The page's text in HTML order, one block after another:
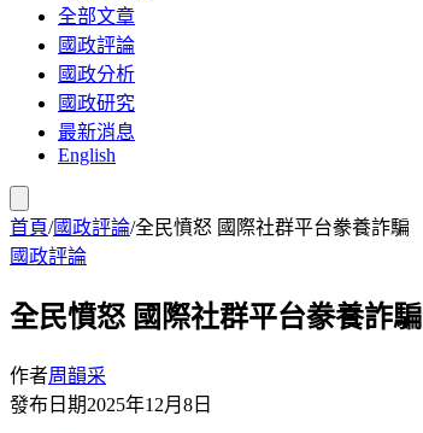
全部文章
國政評論
國政分析
國政研究
最新消息
English
首頁/國政評論/全民憤怒 國際社群平台豢養詐騙
國政評論
全民憤怒 國際社群平台豢養詐騙
作者周韻采
發布日期2025年12月8日